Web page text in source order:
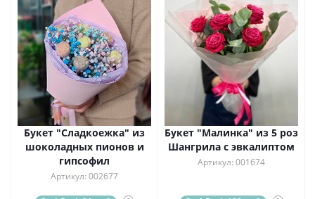
Букет "Сладкоежка" из
шоколадных пионов и
гипсофил
Артикул: 002677
Букет "Малинка" из 5 роз
Шангрила с эвкалиптом
Артикул: 001674